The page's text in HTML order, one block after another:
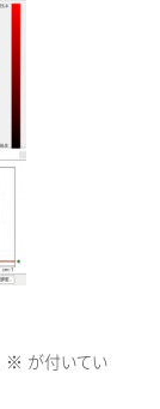
※ が付いてい